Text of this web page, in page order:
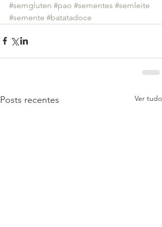
#semgluten #pao #sementes #semleite
#semente #batatadoce
Posts recentes Ver tudo